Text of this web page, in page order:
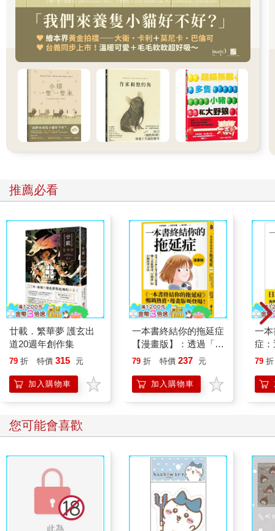
推薦必看
廿載．繁華夢 護玄出
道20週年創作集
79 折 特價 315 元
加入購物車
一本書終結你的拖延症
【漫畫版】：透過「小
行動」打開大腦的行動
「行動派」的37個科
學方法
79 折 特價 237 元
加入購物車
一
症
開
的
79 折
您可能會喜歡